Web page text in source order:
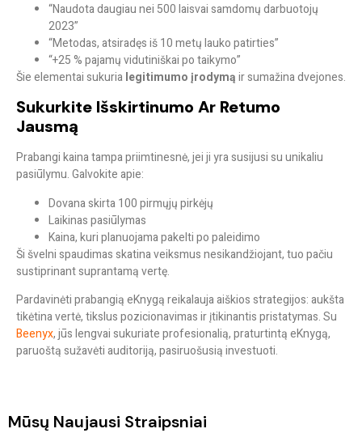
“Naudota daugiau nei 500 laisvai samdomų darbuotojų
2023”
“Metodas, atsiradęs iš 10 metų lauko patirties”
“+25 % pajamų vidutiniškai po taikymo”
Šie elementai sukurialegitimumo įrodymąir sumažina dvejones.
Sukurkite Išskirtinumo Ar Retumo
Jausmą
Prabangi kaina tampa priimtinesnė, jei ji yra susijusi su unikaliu
pasiūlymu. Galvokite apie:
Dovana skirta 100 pirmųjų pirkėjų
Laikinas pasiūlymas
Kaina, kuri planuojama pakelti po paleidimo
Ši švelni spaudimas skatina veiksmus nesikandžiojant, tuo pačiu
sustiprinant suprantamą vertę.
Pardavinėti prabangią eKnygą reikalauja aiškios strategijos: aukšta
tikėtina vertė, tikslus pozicionavimas ir įtikinantis pristatymas. Su
Beenyx, jūs lengvai sukuriate profesionalią, praturtintą eKnygą,
paruoštą sužavėti auditoriją, pasiruošusią investuoti.
Mūsų Naujausi Straipsniai